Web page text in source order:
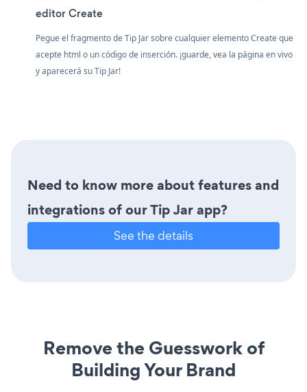
editor Create
Pegue el fragmento de Tip Jar sobre cualquier elemento Create que
acepte html o un código de inserción. ¡guarde, vea la página en vivo
y aparecerá su Tip Jar!
Need to know more about features and
integrations of our Tip Jar app?
See the details
Remove the Guesswork of
Building Your Brand